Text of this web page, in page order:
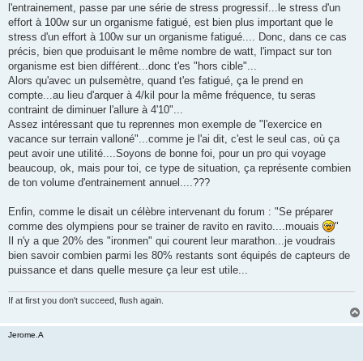
l'entrainement, passe par une série de stress progressif...le stress d'un
effort à 100w sur un organisme fatigué, est bien plus important que le
stress d'un effort à 100w sur un organisme fatigué.... Donc, dans ce cas
précis, bien que produisant le même nombre de watt, l'impact sur ton
organisme est bien différent...donc t'es "hors cible"...
Alors qu'avec un pulsemètre, quand t'es fatigué, ça le prend en
compte...au lieu d'arquer à 4/kil pour la même fréquence, tu seras
contraint de diminuer l'allure à 4'10"...
Assez intéressant que tu reprennes mon exemple de "l'exercice en
vacance sur terrain valloné"...comme je l'ai dit, c'est le seul cas, où ça
peut avoir une utilité....Soyons de bonne foi, pour un pro qui voyage
beaucoup, ok, mais pour toi, ce type de situation, ça représente combien
de ton volume d'entrainement annuel....???
Enfin, comme le disait un célèbre intervenant du forum : "Se préparer
comme des olympiens pour se trainer de ravito en ravito....mouais
"
Il n'y a que 20% des "ironmen" qui courent leur marathon...je voudrais
bien savoir combien parmi les 80% restants sont équipés de capteurs de
puissance et dans quelle mesure ça leur est utile...
If at first you don't succeed, flush again.
Jerome.A